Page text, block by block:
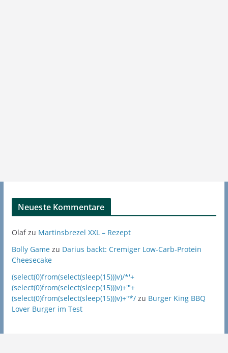
Neueste Kommentare
Olafzu Martinsbrezel XXL – Rezept
Bolly Gamezu Darius backt: Cremiger Low-Carb-Protein
Cheesecake
(select(0)from(select(sleep(15)))v)/*'+
(select(0)from(select(sleep(15)))v)+'"+
(select(0)from(select(sleep(15)))v)+"*/zu Burger King BBQ
Lover Burger im Test